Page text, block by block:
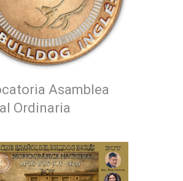
Asamblea
Ordinaria